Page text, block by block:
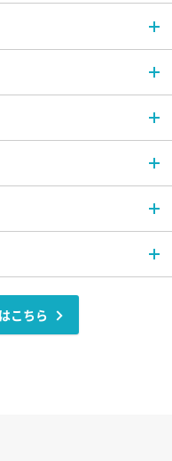
たい
を整えたい
プしたい
したい
の負荷を下げたい
こちら